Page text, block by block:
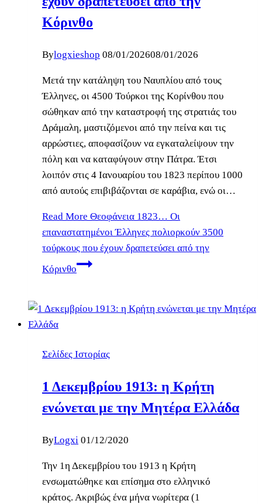
Κόρινθο
Bylogxieshop 08/01/202608/01/2026
Μετά την κατάληψη του Ναυπλίου από τους
Έλληνες, οι 4500 Τούρκοι της Κορίνθου που
σώθηκαν από την καταστροφή της στρατιάς του
Δράμαλη, μαστιζόμενοι από την πείνα και τις
αρρώστιες, αποφασίζουν να εγκαταλείψουν την
πόλη και να καταφύγουν στην Πάτρα. Έτσι
λοιπόν στις 4 Ιανουαρίου του 1823 περίπου 1000
από αυτούς επιβιβάζονται σε καράβια, ενώ οι…
Read More Θεοφάνεια 1823… Οι
επαναστατημένοι Έλληνες πολιορκούν 3500
τούρκους που έχουν δραπετεύσει από την
Κόρινθο
Σελίδες Ιστορίας
1 Δεκεμβρίου 1913: η Κρήτη
ενώνεται με την Μητέρα Ελλάδα
ByLogxi 01/12/2020
Την 1η Δεκεμβρίου του 1913 η Κρήτη
ενσωματώθηκε και επίσημα στο ελληνικό
κράτος. Ακριβώς ένα μήνα νωρίτερα (1